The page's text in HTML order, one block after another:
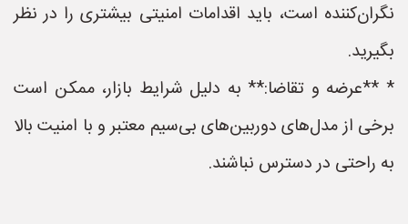
نگران‌کننده است، باید اقدامات امنیتی بیشتری را در نظر
بگیرید.
* **عرضه و تقاضا:** به دلیل شرایط بازار، ممکن است
برخی از مدل‌های دوربین‌های بی‌سیم معتبر و با امنیت بالا
به راحتی در دسترس نباشند.